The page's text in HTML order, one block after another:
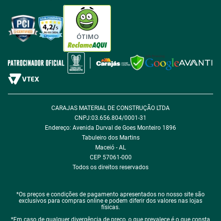
Política de Privacidade
Política de Cookie
Política de Desconto
Fale com encarregado de dados
ÓTIMO
CARAJAS MATERIAL DE CONSTRUÇÃO LTDA
CNPJ:03.656.804/0001-31
Endereço: Avenida Durval de Goes Monteiro 1896
Tabuleiro dos Martins
Maceió - AL
CEP 57061-000
Todos os direitos reservados
*Os preços e condições de pagamento apresentados no nosso site são
exclusivos para compras online e podem diferir dos valores nas lojas
físicas.
*Em caso de qualquer divergência de preço, o que prevalece é o que consta